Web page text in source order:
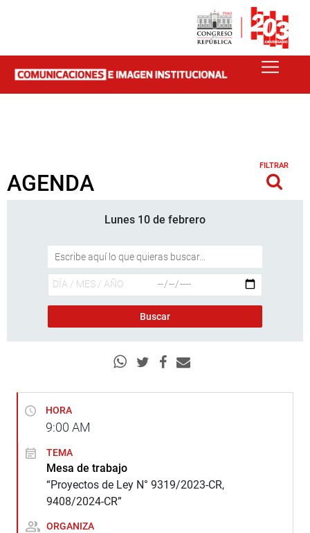
AGENDA
FILTRAR
Lunes 10 de febrero
HORA
9:00 AM
TEMA
Mesa de trabajo
“Proyectos de Ley N° 9319/2023-CR,
9408/2024-CR”
ORGANIZA